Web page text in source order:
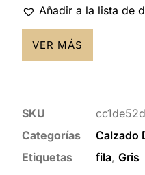
Añadir a la lista de
VER MÁS
SKU
Categorías
Calzado
Etiquetas
fila, Gris